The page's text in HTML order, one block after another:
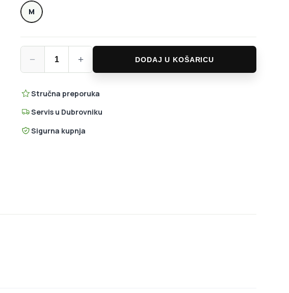
M
−
Cannondale Bad Boy 2 količina
+ DODAJ U KOŠARICU
Stručna preporuka
Servis u Dubrovniku
Sigurna kupnja